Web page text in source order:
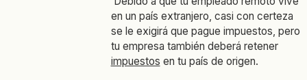
en un país extranjero, casi con certeza
se le exigirá que pague impuestos, pero
tu empresa también deberá retener
impuestos en tu país de origen.